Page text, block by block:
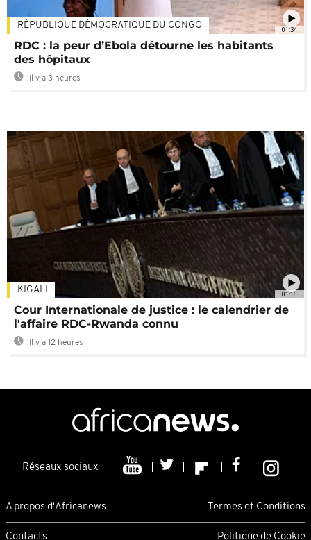
01:34
RÉPUBLIQUE DÉMOCRATIQUE DU CONGO
RDC : la peur d’Ebola détourne les habitants
des hôpitaux
Il y a 3 heures
01:16
KIGALI
Cour Internationale de justice : le calendrier de
l'affaire RDC-Rwanda connu
Il y a 12 heures
Réseaux sociaux
A propos d'Africanews Termes et Conditions
Contacts Politique de Cookie